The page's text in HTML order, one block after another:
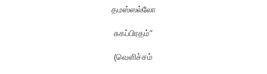
தமஸ்ஸல்லோ
சுகப்பிரதம்”
(வெளிச்சம்